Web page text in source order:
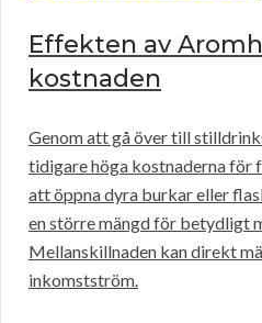
Effekten av
kostnaden
Genom att gå över till
tidigare höga kostnaderna för
att öppna dyra burkar eller
en större mängd för betydligt
Mellanskillnaden kan direkt
inkomstström.